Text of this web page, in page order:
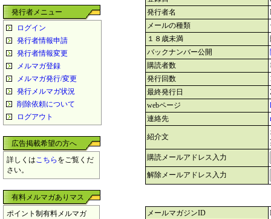
発行者メニュー
ログイン
発行者情報申請
発行者情報変更
メルマガ登録
メルマガ発行/変更
発行メルマガ状況
削除依頼について
ログアウト
広告掲載希望の方へ
詳しくはこちら をご覧くだ
さい。
有料メルマガありマス
ポイント制有料メルマガ
発行者名
メールの種類
１８歳未満
バックナンバー公開
購読者数
発行回数
最終発行日
webページ
連絡先
紹介文
購読メールアドレス入力
解除メールアドレス入力
メールマガジンID